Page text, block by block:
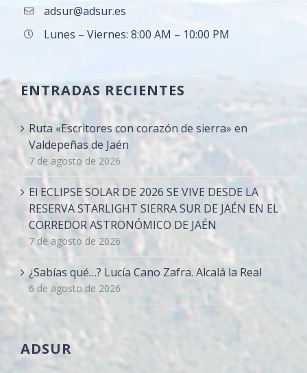
adsur@adsur.es
Lunes – Viernes: 8:00 AM – 10:00 PM
ENTRADAS RECIENTES
Ruta «Escritores con corazón de sierra» en
Valdepeñas de Jaén
7 de agosto de 2026
El ECLIPSE SOLAR DE 2026 SE VIVE DESDE LA
RESERVA STARLIGHT SIERRA SUR DE JAÉN EN EL
CORREDOR ASTRONÓMICO DE JAÉN
7 de agosto de 2026
¿Sabías qué…? Lucía Cano Zafra. Alcalá la Real
6 de agosto de 2026
ADSUR